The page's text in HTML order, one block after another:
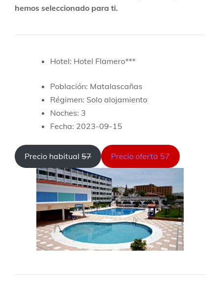
hemos seleccionado para ti.
Hotel: Hotel Flamero***
Población: Matalascañas
Régimen: Solo alojamiento
Noches: 3
Fecha: 2023-09-15
Precio habitual 57 Precio oferta 57